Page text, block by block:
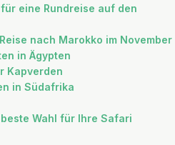
eine Rundreise auf den
nach Marokko im November
in Ägypten
Kapverden
in Südafrika
Wahl für Ihre Safari